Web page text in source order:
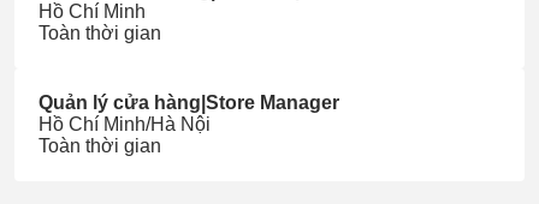
Hồ Chí Minh
Toàn thời gian
Quản lý cửa hàng|Store Manager
Hồ Chí Minh/Hà Nội
Toàn thời gian